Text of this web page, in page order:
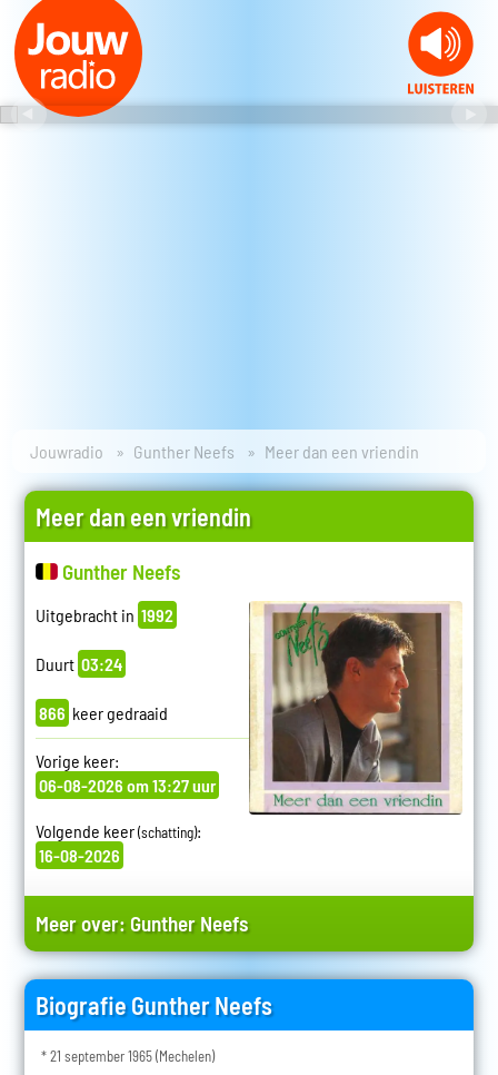
Jouwradio Gunther Neefs Meer dan een vriendin
Meer dan een vriendin
Gunther Neefs
Uitgebracht in 1992
Duurt 03:24
866 keer gedraaid
Vorige keer:
06-08-2026 om 13:27 uur
Volgende keer(schatting):
16-08-2026
Meer over: Gunther Neefs
Biografie Gunther Neefs
* 21 september 1965 (Mechelen)